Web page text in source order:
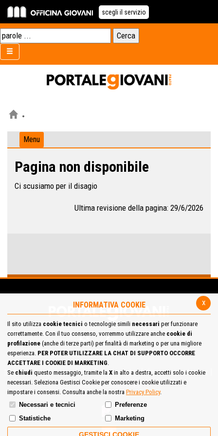
scegli il servizio
Menu
Pagina non disponibile
Ci scusiamo per il disagio
Ultima revisione della pagina: 29/6/2026
Mappa del Sito Privacy Policy Cookie Policy
Contatta la redazione
Cosa pensi del portale
x
INFORMATIVA COOKIE
Il sito utilizza cookie tecnici o tecnologie simili necessari per funzionare
correttamente. Con il tuo consenso, vorremmo utilizzare anche cookie di
profilazione (anche di terze parti) per finalità di marketing o per una migliore
esperienza. PER POTER UTILIZZARE LA CHAT DI SUPPORTO OCCORRE
ACCETTARE I COOKIE DI MARKETING.
Se chiudi questo messaggio, tramite la X in alto a destra, accetti solo i cookie
necessari. Seleziona Gestisci Cookie per conoscere i cookie utilizzati e
impostare i consensi. Consulta anche la nostra Privacy Policy.
Necessari e tecnici
Preferenze
Statistiche
Marketing